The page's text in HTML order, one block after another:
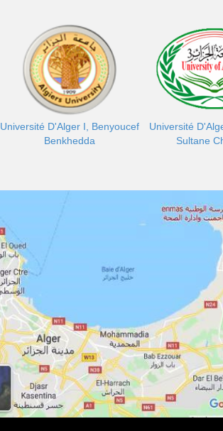
Université
Sultane
Université D'Alger I, Benyoucef
Benkhedda